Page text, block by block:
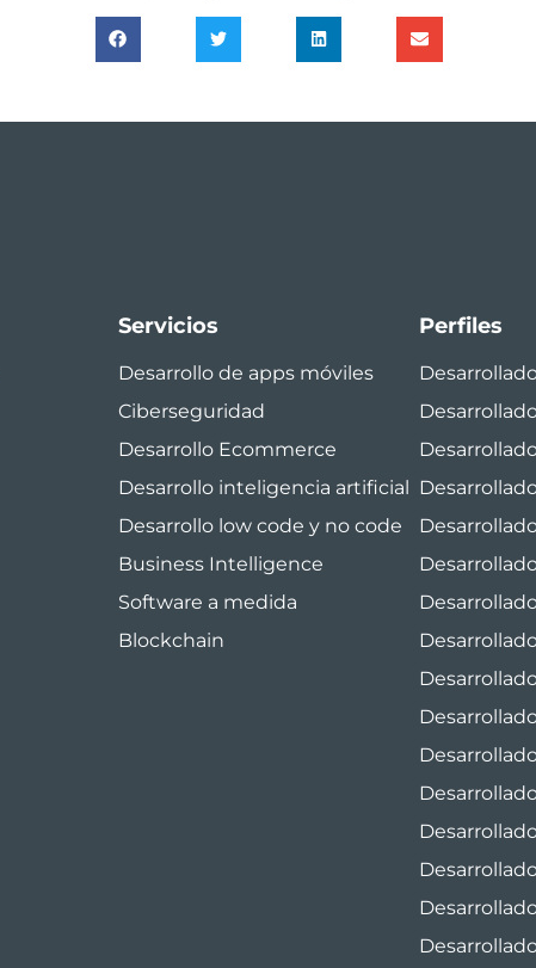
Servicios
Desarrollo de apps móviles
Ciberseguridad
Desarrollo Ecommerce
Desarrollo inteligencia artificial
Desarrollo low code y no code
Business Intelligence
Software a medida
Blockchain
Perfiles